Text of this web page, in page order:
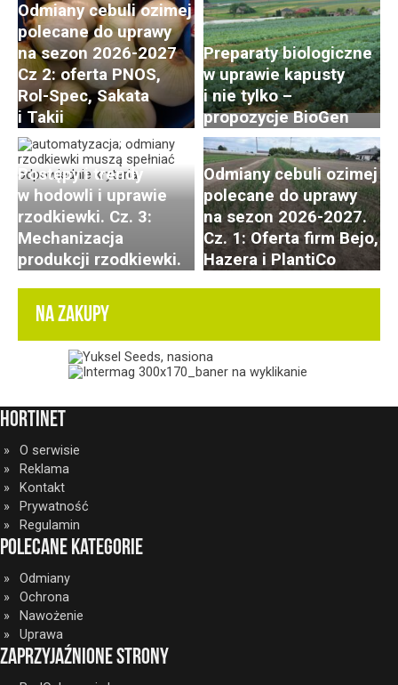
Odmiany cebuli ozimej
polecane do uprawy
na sezon 2026-2027
Cz 2: oferta PNOS,
Rol-Spec, Sakata
i Takii
Preparaty biologiczne
w uprawie kapusty
i nie tylko –
propozycje BioGen
Postępy i trendy
w hodowli i uprawie
rzodkiewki. Cz. 3:
Mechanizacja
produkcji rzodkiewki.
Odmiany cebuli ozimej
polecane do uprawy
na sezon 2026-2027.
Cz. 1: Oferta firm Bejo,
Hazera i PlantiCo
NA ZAKUPY
HortiNet
O serwisie
Reklama
Kontakt
Prywatność
Regulamin
Polecane kategorie
Odmiany
Ochrona
Nawożenie
Uprawa
Zaprzyjaźnione strony